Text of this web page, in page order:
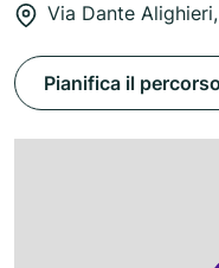
Via Dante
Pianifica il percorso